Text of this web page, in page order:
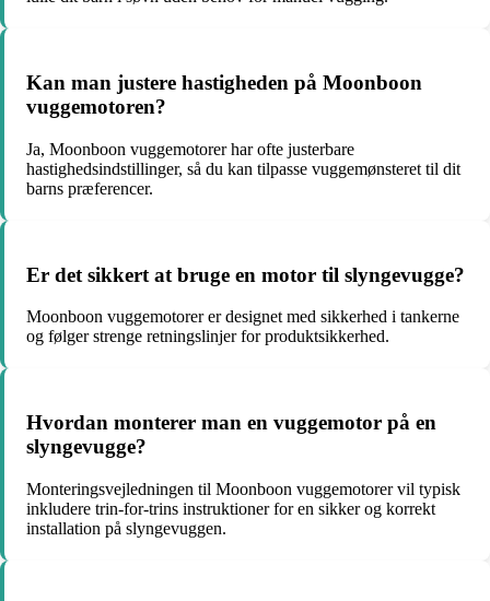
Kan man justere hastigheden på Moonboon
vuggemotoren?
Ja, Moonboon vuggemotorer har ofte justerbare
hastighedsindstillinger, så du kan tilpasse vuggemønsteret til dit
barns præferencer.
Er det sikkert at bruge en motor til slyngevugge?
Moonboon vuggemotorer er designet med sikkerhed i tankerne
og følger strenge retningslinjer for produktsikkerhed.
Hvordan monterer man en vuggemotor på en
slyngevugge?
Monteringsvejledningen til Moonboon vuggemotorer vil typisk
inkludere trin-for-trins instruktioner for en sikker og korrekt
installation på slyngevuggen.